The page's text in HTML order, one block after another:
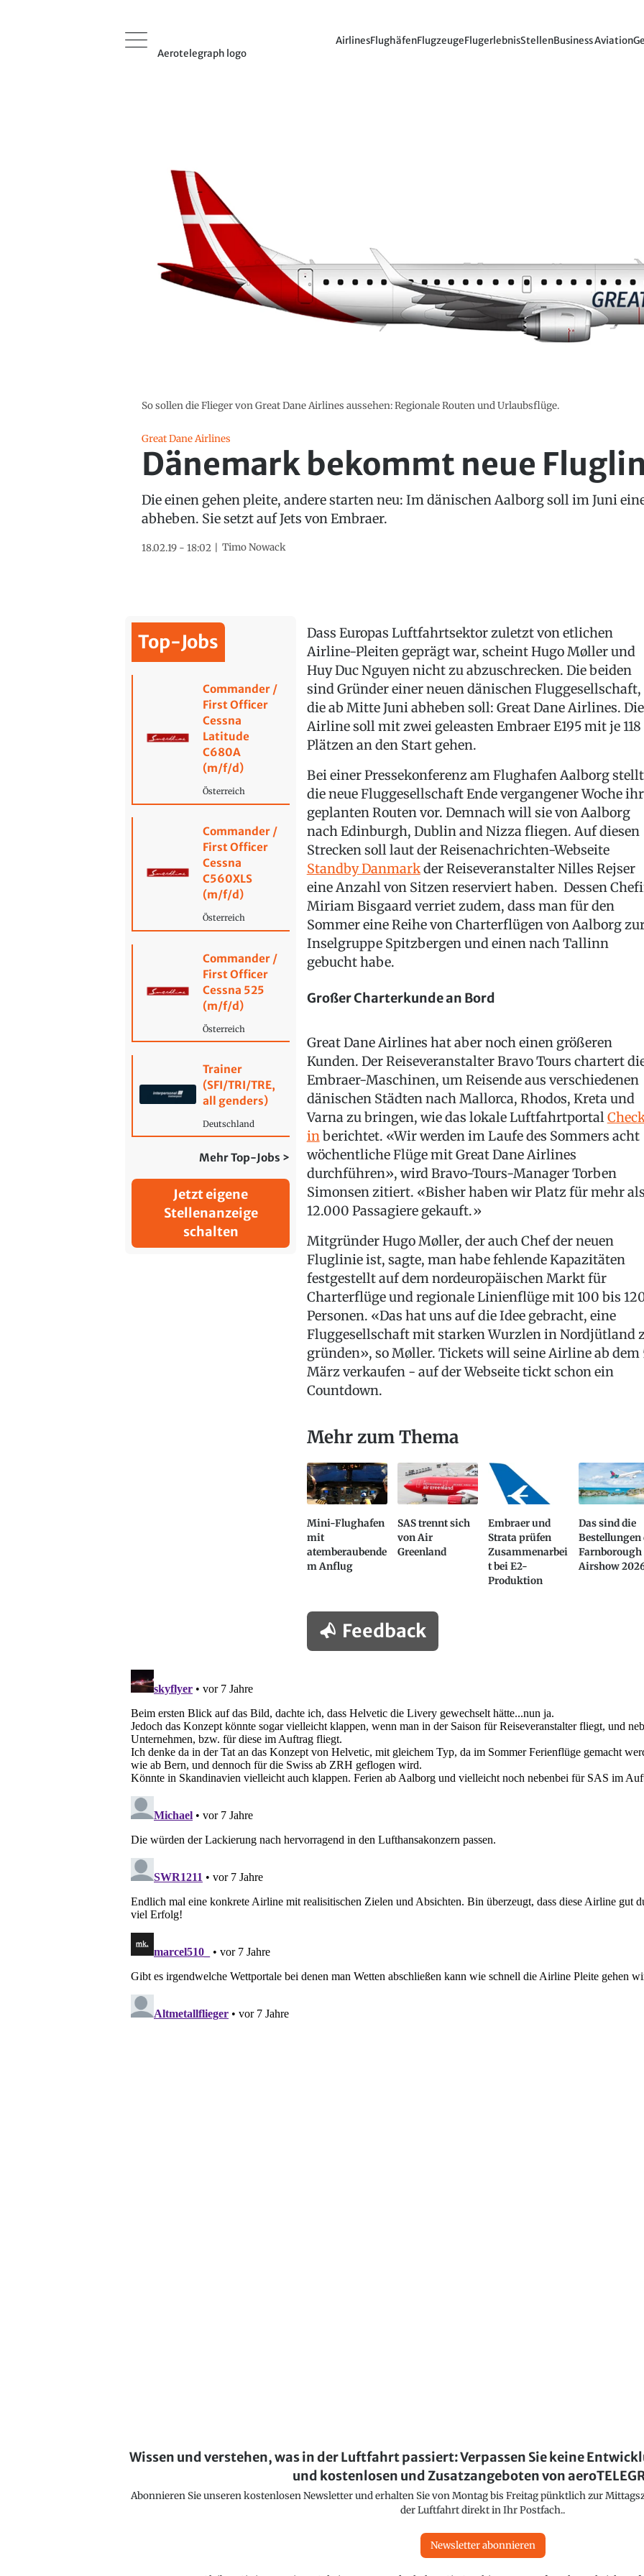
Aerotelegraph logo
AirlinesFlughäfenFlugzeugeFlugerlebnisStellenBusiness Aviation
So sollen die Flieger von Great Dane Airlines aussehen: Regionale Routen und Urlaubsflüge.
Great Dane Airlines
Dänemark bekommt neue
Die einen gehen pleite, andere starten neu: Im dänischen Aalborg soll im Juni
abheben. Sie setzt auf Jets von Embraer.
18.02.19 - 18:02 Timo Nowack
Top-Jobs
Commander /
First Officer
Cessna
Latitude
C680A
(m/f/d)
Österreich
Commander /
First Officer
Cessna
C560XLS
(m/f/d)
Österreich
Commander /
First Officer
Cessna 525
(m/f/d)
Österreich
Trainer
(SFI/TRI/TRE,
all genders)
Deutschland
Mehr Top-Jobs >
Jetzt eigene
Stellenanzeige
schalten
Dass Europas Luftfahrtsektor zuletzt von etlichen
Airline-Pleiten geprägt war, scheint Hugo Møller und
Huy Duc Nguyen nicht zu abzuschrecken. Die beiden
sind Gründer einer neuen dänischen Fluggesellschaft,
die ab Mitte Juni abheben soll: Great Dane Airlines. Die
Airline soll mit zwei geleasten Embraer E195 mit je 118
Plätzen an den Start gehen.
Bei einer Pressekonferenz am Flughafen Aalborg
die neue Fluggesellschaft Ende vergangener Woche
geplanten Routen vor. Demnach will sie von Aalborg
nach Edinburgh, Dublin and Nizza fliegen. Auf diesen
Strecken soll laut der Reisenachrichten-Webseite
Standby Danmarkder Reiseveranstalter Nilles Rejser
eine Anzahl von Sitzen reserviert haben. Dessen
Miriam Bisgaard verriet zudem, dass man für den
Sommer eine Reihe von Charterflügen von Aalborg
Inselgruppe Spitzbergen und einen nach Tallinn
gebucht habe.
Großer Charterkunde an Bord
Great Dane Airlines hat aber noch einen größeren
Kunden. Der Reiseveranstalter Bravo Tours chartert
Embraer-Maschinen, um Reisende aus verschiedenen
dänischen Städten nach Mallorca, Rhodos, Kreta und
Varna zu bringen, wie das lokale Luftfahrtportal
inberichtet. «Wir werden im Laufe des Sommers acht
wöchentliche Flüge mit Great Dane Airlines
durchführen», wird Bravo-Tours-Manager Torben
Simonsen zitiert. «Bisher haben wir Platz für mehr als
12.000 Passagiere gekauft.»
Mitgründer Hugo Møller, der auch Chef der neuen
Fluglinie ist, sagte, man habe fehlende Kapazitäten
festgestellt auf dem nordeuropäischen Markt für
Charterflüge und regionale Linienflüge mit 100 bis
Personen. «Das hat uns auf die Idee gebracht, eine
Fluggesellschaft mit starken Wurzlen in Nordjütland
gründen», so Møller. Tickets will seine Airline ab dem
März verkaufen - auf der Webseite tickt schon ein
Countdown.
Mehr zum Thema
Mini-Flughafen
mit
atemberaubende
m Anflug
SAS trennt sich
von Air
Greenland
Embraer und
Strata prüfen
Zusammenarbei
t bei E2-
Produktion
Das sind die
Bestellungen
Farnborough
Airshow
Feedback
Wissen und verstehen, was in der Luftfahrt passiert: Verpassen Sie keine
und kostenlosen und Zusatzangeboten von
Abonnieren Sie unseren kostenlosen Newsletter und erhalten Sie von Montag bis Freitag pünktlich zur
der Luftfahrt direkt in Ihr Postfach..
Newsletter abonnieren